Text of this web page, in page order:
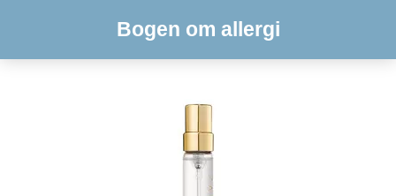
Bogen om allergi